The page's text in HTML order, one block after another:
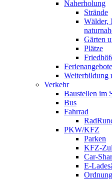
Naherholung
Strände
Wälder,
Gärten
Plätze
Weiterbildung
Verkehr
Baustellen im
Bus
Fahrrad
PKW/KFZ
Parken
KFZ-
Car-
E-